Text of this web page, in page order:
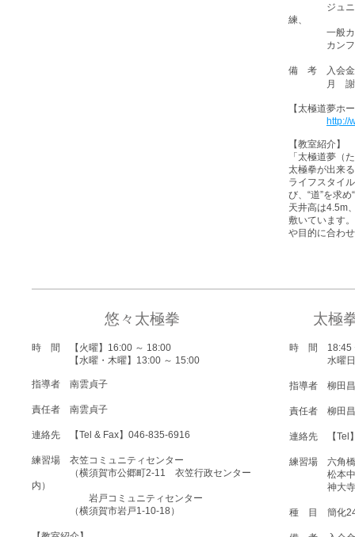
ジュニアカ
練、
一般カン
カンフー
備 考 入会金
月 謝
【太極道夢
http://
【教室紹介】
「太極道夢（
太極拳が出来
ライフスタイ
び、“道”を求
天井高は4.5m
敷いています
や目的に合わ
悠々太極拳
時 間
【火曜】16:00 ～ 18:00
【水曜・木曜】13:00 ～ 15:00
指導者 南雲貞子
責任者 南雲貞子
連絡先 【Tel & Fax】046-835-6916
練習場 衣笠コミュニティセンター
（横須賀市公郷町2-11 衣笠行政センター
内）
​ 岩戸コミュニティセンター
（横須賀市岩戸1-10-18）
太極
時 間 18:45
水曜日・
指導者 柳田
責任者 柳田
連絡先 【Tel
練習場 六角
松本中
神大寺地
種 目 簡化24